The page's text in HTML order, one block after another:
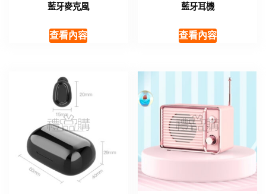
藍牙麥克風
查看內容
藍牙耳機
查看內容